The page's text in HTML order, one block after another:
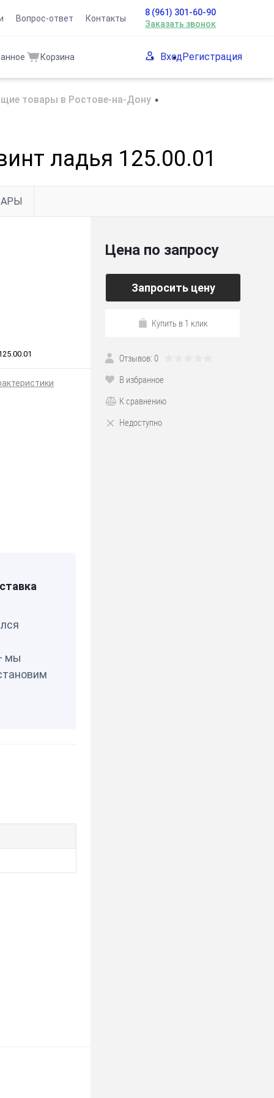
Вопрос-ответ Контакты
8 (961) 301-60-90
Заказать звонок
Корзина ВходРегистрация
товары в Ростове-на-Дону •
ладья 125.00.01
мы
Цена по запросу
Запросить цену
Купить в 1 клик
Отзывов: 0
В избранное
К сравнению
Недоступно